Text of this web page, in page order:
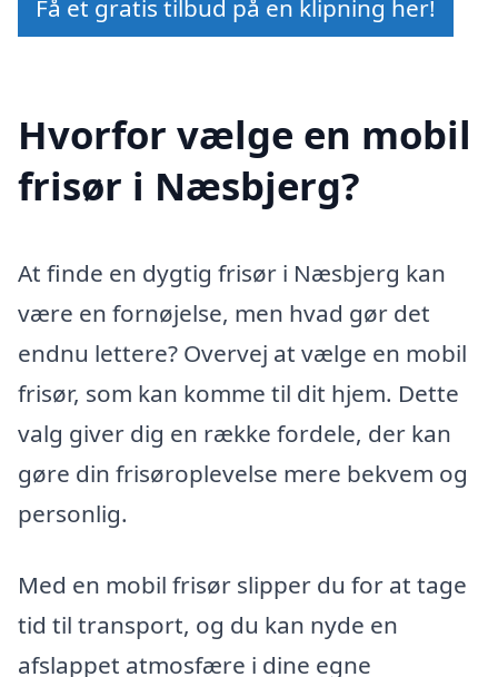
Få et gratis tilbud på en klipning her!
Hvorfor vælge en mobil
frisør i Næsbjerg?
At finde en dygtig frisør i Næsbjerg kan
være en fornøjelse, men hvad gør det
endnu lettere? Overvej at vælge en mobil
frisør, som kan komme til dit hjem. Dette
valg giver dig en række fordele, der kan
gøre din frisøroplevelse mere bekvem og
personlig.
Med en mobil frisør slipper du for at tage
tid til transport, og du kan nyde en
afslappet atmosfære i dine egne